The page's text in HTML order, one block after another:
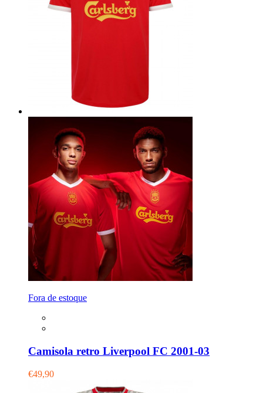
Fora de estoque
Camisola retro Liverpool FC 2001-03
€49,90